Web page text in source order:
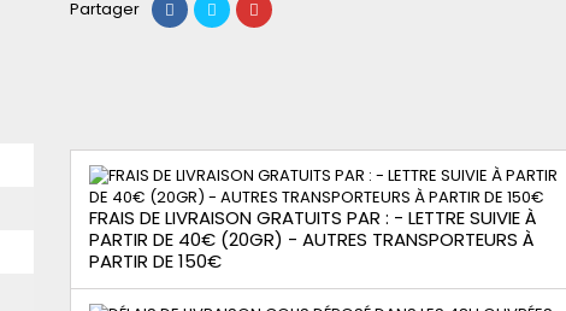
Partager
FRAIS DE LIVRAISON GRATUITS PAR : - LETTRE SUIVIE À
PARTIR DE 40€ (20GR) - AUTRES TRANSPORTEURS À
PARTIR DE 150€